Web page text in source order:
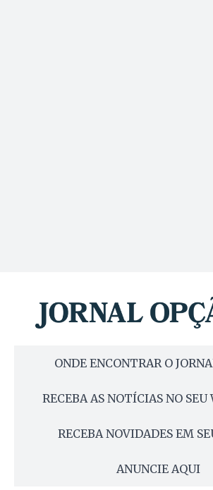
ONDE ENCONTRAR O
RECEBA AS NOTÍCIAS NO SEU
RECEBA NOVIDADES EM
ANUNCIE AQUI